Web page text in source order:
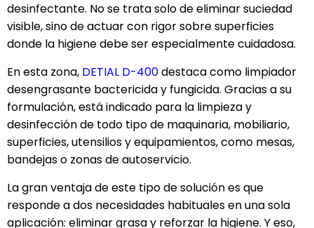
desinfectante. No se trata solo de eliminar suciedad
visible, sino de actuar con rigor sobre superficies
donde la higiene debe ser especialmente cuidadosa.
En esta zona, DETIAL D-400destaca como limpiador
desengrasante bactericida y fungicida. Gracias a su
formulación, está indicado para la limpieza y
desinfección de todo tipo de maquinaria, mobiliario,
superficies, utensilios y equipamientos, como mesas,
bandejas o zonas de autoservicio.
La gran ventaja de este tipo de solución es que
responde a dos necesidades habituales en una sola
aplicación: eliminar grasa y reforzar la higiene. Y eso,